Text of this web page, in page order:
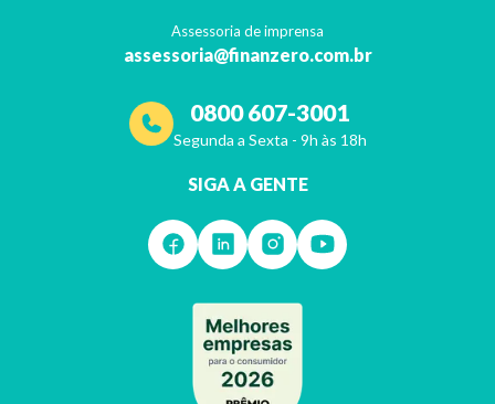
Assessoria de imprensa
assessoria@finanzero.com.br
0800 607-3001
Segunda a Sexta - 9h às 18h
SIGA A GENTE